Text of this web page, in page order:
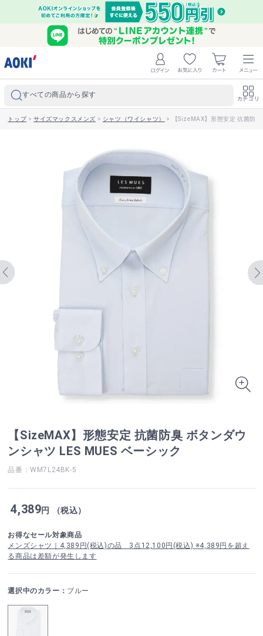
すべての商品から探す カテゴリ
トップ>サイズマックスメンズ > シャツ（ワイシャツ） > 【SizeMAX】形態安定 抗菌防
【SizeMAX】形態安定 抗菌防臭 ボタンダウ
ンシャツ LES MUES ベーシック
品番：WM7L24BK-5
4,389円 （税込）
お得なセール対象商品
メンズシャツ｜4,389円(税込)の品 3点12,100円(税込) ※4,389円を超え
る商品は差額が発生します
選択中のカラー： ブルー